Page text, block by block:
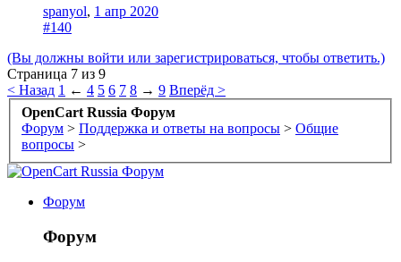
spanyol, 1 апр 2020
#140
(Вы должны войти или зарегистрироваться, чтобы ответить.)
Страница 7 из 9
< Назад 1 ← 4 5 6 7 8 → 9 Вперёд >
OpenCart Russia Форум
Форум > Поддержка и ответы на вопросы > Общие
вопросы >
Форум
Форум